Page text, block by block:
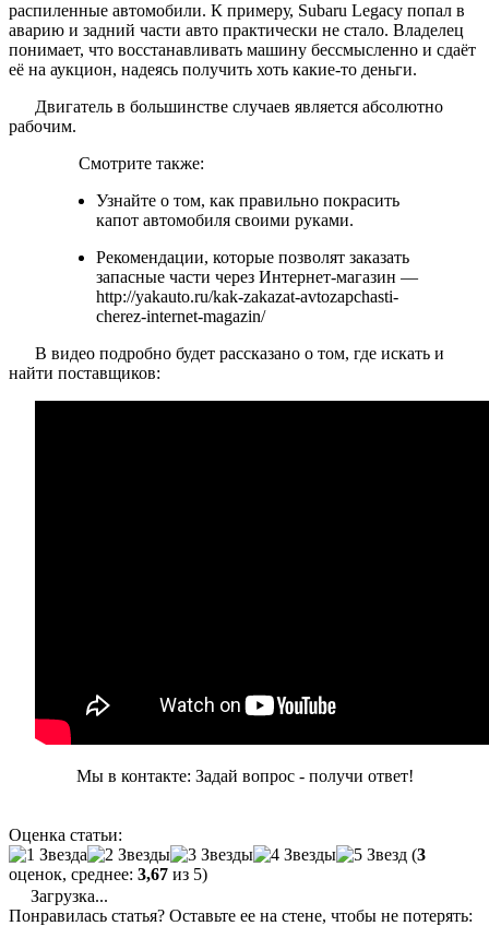
распиленные автомобили. К примеру, Subaru Legacy попал в
аварию и задний части авто практически не стало. Владелец
понимает, что восстанавливать машину бессмысленно и сдаёт
её на аукцион, надеясь получить хоть какие-то деньги.
Двигатель в большинстве случаев является абсолютно
рабочим.
Смотрите также:
Узнайте о том, как правильно покрасить
капот автомобиля своими руками.
Рекомендации, которые позволят заказать
запасные части через Интернет-магазин —
http://yakauto.ru/kak-zakazat-avtozapchasti-
cherez-internet-magazin/
В видео подробно будет рассказано о том, где искать и
найти поставщиков:
Мы в контакте: Задай вопрос - получи ответ!
Оценка статьи:
(3
оценок, среднее: 3,67 из 5)
Загрузка...
Понравилась статья? Оставьте ее на стене, чтобы не потерять: